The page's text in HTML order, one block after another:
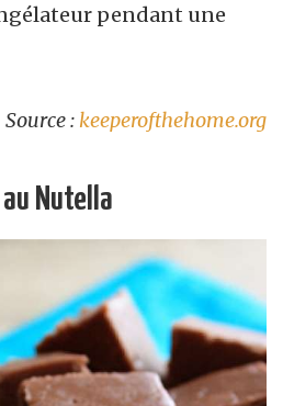
pendant une
Source : keeperofthehome.org
Nutella